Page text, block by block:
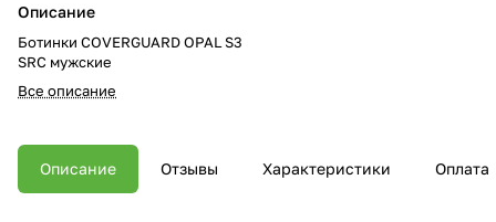
Описание
Ботинки COVERGUARD OPAL S3
SRC мужские
Все описание
Описание Отзывы Характеристики Оплата